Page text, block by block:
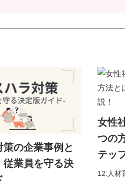
策の企業事例と
従業員を守る決
女性
つの
テッ
12.人材